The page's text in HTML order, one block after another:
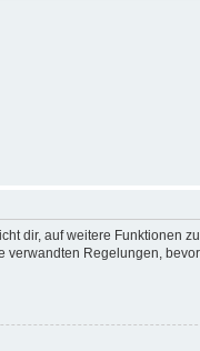
dir, auf weitere Funktionen
Regelungen,